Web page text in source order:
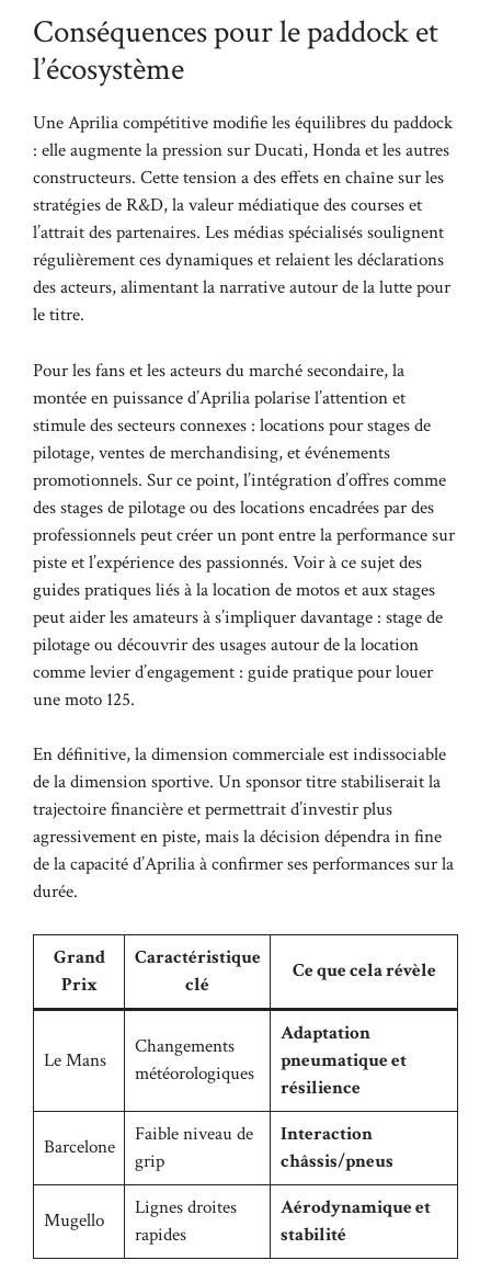
Conséquences pour le paddock et
l’écosystème
Une Aprilia compétitive modifie les équilibres du paddock
: elle augmente la pression sur Ducati, Honda et les autres
constructeurs. Cette tension a des effets en chaîne sur les
stratégies de R&D, la valeur médiatique des courses et
l’attrait des partenaires. Les médias spécialisés soulignent
régulièrement ces dynamiques et relaient les déclarations
des acteurs, alimentant la narrative autour de la lutte pour
le titre.
Pour les fans et les acteurs du marché secondaire, la
montée en puissance d’Aprilia polarise l’attention et
stimule des secteurs connexes : locations pour stages de
pilotage, ventes de merchandising, et événements
promotionnels. Sur ce point, l’intégration d’offres comme
des stages de pilotage ou des locations encadrées par des
professionnels peut créer un pont entre la performance sur
piste et l’expérience des passionnés. Voir à ce sujet des
guides pratiques liés à la location de motos et aux stages
peut aider les amateurs à s’impliquer davantage : stage de
pilotageou découvrir des usages autour de la location
comme levier d’engagement : guide pratique pour louer
une moto 125.
En définitive, la dimension commerciale est indissociable
de la dimension sportive. Un sponsor titre stabiliserait la
trajectoire financière et permettrait d’investir plus
agressivement en piste, mais la décision dépendra in fine
de la capacité d’Aprilia à confirmer ses performances sur la
durée.
Grand
Prix
Caractéristique
clé
Ce que cela révèle
Le Mans
Changements
météorologiques
Adaptation
pneumatique et
résilience
Barcelone
Faible niveau de
grip
Interaction
châssis/pneus
Mugello
Lignes droites
rapides
Aérodynamique et
stabilité